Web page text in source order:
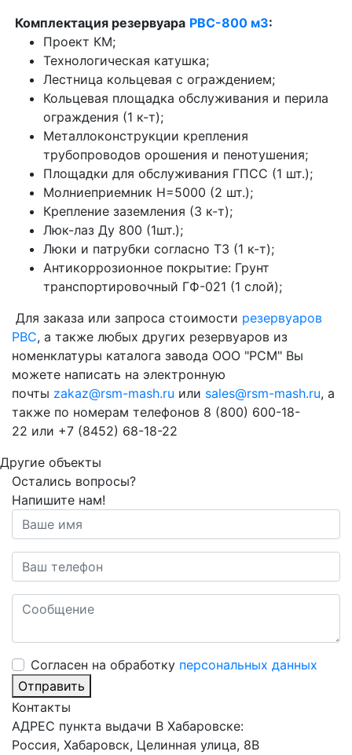
Комплектация резервуара РВС-800 м3:
Проект КМ;
Технологическая катушка;
Лестница кольцевая с ограждением;
Кольцевая площадка обслуживания и перила
ограждения (1 к-т);
Металлоконструкции крепления
трубопроводов орошения и пенотушения;
Площадки для обслуживания ГПСС (1 шт.);
Молниеприемник Н=5000 (2 шт.);
Крепление заземления (3 к-т);
Люк-лаз Ду 800 (1шт.);
Люки и патрубки согласно ТЗ (1 к-т);
Антикоррозионное покрытие: Грунт
транспортировочный ГФ-021 (1 слой);
Для заказа или запроса стоимости резервуаров
РВС, а также любых других резервуаров из
номенклатуры каталога завода ООО "РСМ" Вы
можете написать на электронную
почты zakaz@rsm-mash.ru или sales@rsm-mash.ru, а
также по номерам телефонов 8 (800) 600-18-
22 или +7 (8452) 68-18-22
Другие объекты
Остались вопросы?
Напишите нам!
Cогласен на обработку персональных данных
Отправить
Контакты
АДРЕС пункта выдачи В Хабаровске:
Россия, Хабаровск, Целинная улица, 8В